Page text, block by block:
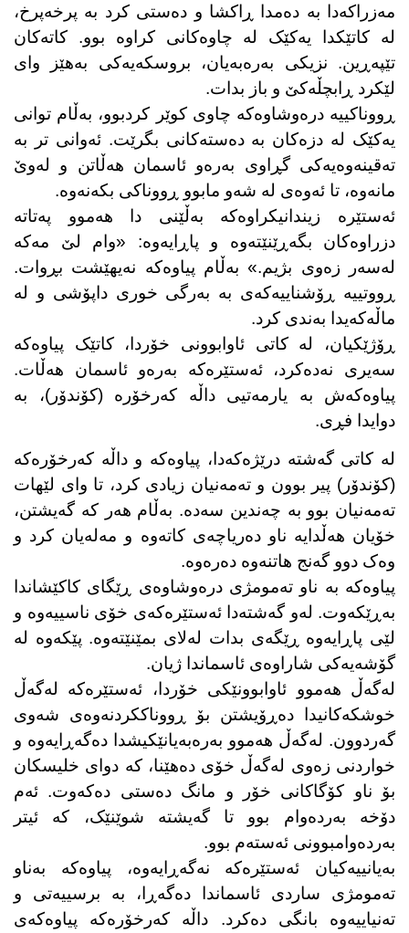
مەزراکەدا بە دەمدا ڕاکشا و دەستی کرد بە پرخەپرخ،
لە کاتێکدا یەکێک لە چاوەکانی کراوە بوو. کاتەکان
تێپەڕین. نزیکی بەرەبەیان، بروسکەیەکی بەهێز وای
لێکرد ڕابچڵەکێ و باز بدات.
ڕووناکییە درەوشاوەکە چاوی کوێر کردبوو، بەڵام توانی
یەکێک لە دزەکان بە دەستەکانی بگرێت. ئەوانی تر بە
تەقینەوەیەکی گڕاوی بەرەو ئاسمان هەڵاتن و لەوێ
مانەوە، تا ئەوەی لە شەو مابوو ڕووناکی بکەنەوە.
ئەستێرە زیندانیکراوەکە بەڵێنی دا هەموو پەتاتە
دزراوەکان بگەڕێنێتەوە و پاڕایەوە: «وام لێ مەکە
لەسەر زەوی بژیم.» بەڵام پیاوەکە نەیهێشت بڕوات.
ڕووتییە ڕۆشناییەکەی بە بەرگی خوری داپۆشی و لە
ماڵەکەیدا بەندی کرد.
ڕۆژێکیان، لە کاتی ئاوابوونی خۆردا، کاتێک پیاوەکە
سەیری نەدەکرد، ئەستێرەکە بەرەو ئاسمان هەڵات.
پیاوەکەش بە یارمەتیی داڵە کەرخۆرە (کۆندۆر)، بە
دوایدا فڕی.
لە کاتی گەشتە درێژەکەدا، پیاوەکە و داڵە کەرخۆرەکە
(کۆندۆر) پیر بوون و تەمەنیان زیادی کرد، تا وای لێهات
تەمەنیان بوو بە چەندین سەدە. بەڵام هەر کە گەیشتن،
خۆیان هەڵدایە ناو دەریاچەی کاتەوە و مەلەیان کرد و
وەک دوو گەنج هاتنەوە دەرەوە.
پیاوەکە بە ناو تەمومژی درەوشاوەی ڕێگای کاکێشاندا
بەڕێکەوت. لەو گەشتەدا ئەستێرەکەی خۆی ناسییەوە و
لێی پاڕایەوە ڕێگەی بدات لەلای بمێنێتەوە. پێکەوە لە
گۆشەیەکی شاراوەی ئاسماندا ژیان.
لەگەڵ هەموو ئاوابوونێکی خۆردا، ئەستێرەکە لەگەڵ
خوشکەکانیدا دەڕۆیشتن بۆ ڕووناککردنەوەی شەوی
گەردوون. لەگەڵ هەموو بەرەبەیانێکیشدا دەگەڕایەوە و
خواردنی زەوی لەگەڵ خۆی دەهێنا، کە دوای خلیسکان
بۆ ناو کۆگاکانی خۆر و مانگ دەستی دەکەوت. ئەم
دۆخە بەردەوام بوو تا گەیشتە شوێنێک، کە ئیتر
بەردەوامبوونی ئەستەم بوو.
بەیانییەکیان ئەستێرەکە نەگەڕایەوە، پیاوەکە بەناو
تەمومژی ساردی ئاسماندا دەگەڕا، بە برسییەتی و
تەنیاییەوە بانگی دەکرد. داڵە کەرخۆرەکە پیاوەکەی